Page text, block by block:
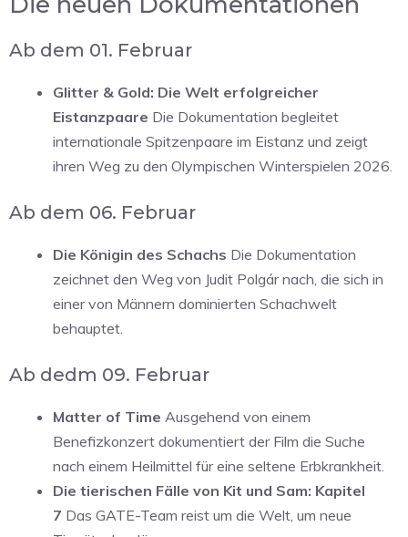
Ab dem 01. Februar
Glitter & Gold: Die Welt erfolgreicher
Eistanzpaare Die Dokumentation begleitet
internationale Spitzenpaare im Eistanz und zeigt
ihren Weg zu den Olympischen Winterspielen 2026.
Ab dem 06. Februar
Die Königin des Schachs Die Dokumentation
zeichnet den Weg von Judit Polgár nach, die sich in
einer von Männern dominierten Schachwelt
behauptet.
Ab dedm 09. Februar
Matter of Time Ausgehend von einem
Benefizkonzert dokumentiert der Film die Suche
nach einem Heilmittel für eine seltene Erbkrankheit.
Die tierischen Fälle von Kit und Sam: Kapitel
7 Das GATE-Team reist um die Welt, um neue